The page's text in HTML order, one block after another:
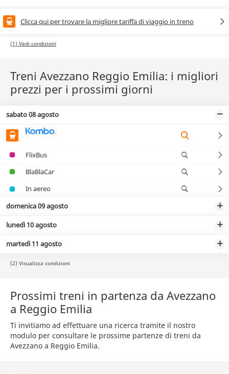
Clicca qui per trovare la migliore tariffa di viaggio in treno
(1) Vedi condizioni
Treni Avezzano Reggio Emilia: i migliori
prezzi per i prossimi giorni
sabato 08 agosto
FlixBus
BlaBlaCar
In aereo
domenica 09 agosto
lunedì 10 agosto
martedì 11 agosto
(2) Visualizza condizioni
Prossimi treni in partenza da Avezzano
a Reggio Emilia
Ti invitiamo ad effettuare una ricerca tramite il nostro
modulo per consultare le prossime partenze di treni da
Avezzano a Reggio Emilia.